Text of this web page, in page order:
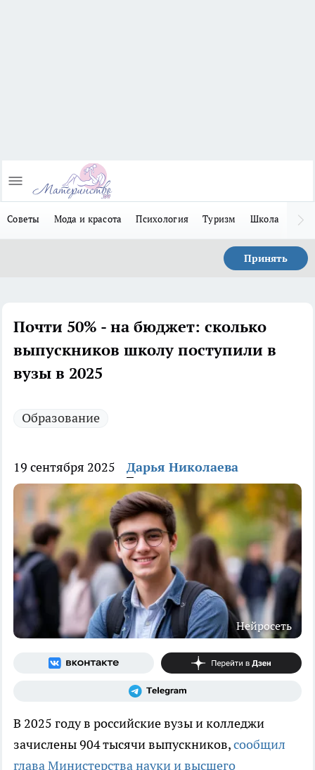
Советы Мода и красота Психология Туризм Школа
Принять
Почти 50% - на бюджет: сколько
выпускников школу поступили в
вузы в 2025
Образование
19 сентября 2025 Дарья Николаева
Нейросеть
В 2025 году в российские вузы и колледжи
зачислены 904 тысячи выпускников,сообщил
глава Министерства науки и высшего